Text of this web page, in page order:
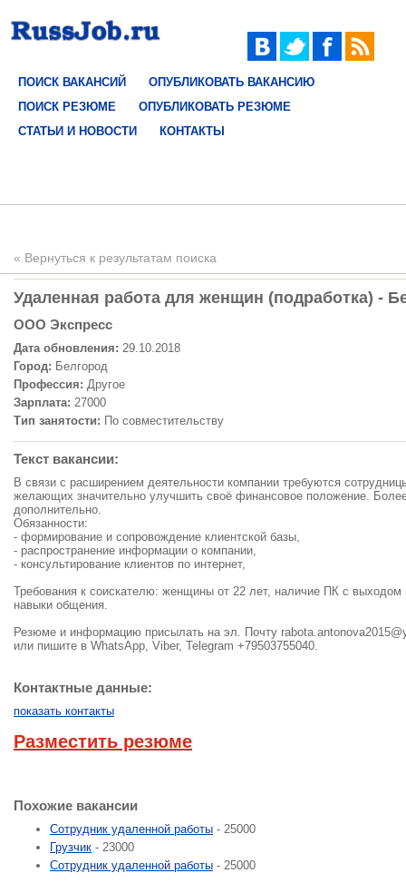
ПОИСК ВАКАНСИЙ
ОПУБЛИКОВАТЬ ВАКАНСИЮ
ПОИСК РЕЗЮМЕ
ОПУБЛИКОВАТЬ РЕЗЮМЕ
СТАТЬИ И НОВОСТИ
КОНТАКТЫ
« Вернуться к результатам поиска
Удаленная работа для женщин (подработка) -
ООО Экспресс
Дата обновления: 29.10.2018
Город: Белгород
Профессия: Другое
Зарплата: 27000
Тип занятости: По совместительству
Текст вакансии:
В связи с расширением деятельности компании требуются
желающих значительно улучшить своё финансовое положение.
дополнительно.
Обязанности:
- формирование и сопровождение клиентской базы,
- распространение информации о компании,
- консультирование клиентов по интернет,
Требования к соискателю: женщины от 22 лет, наличие ПК с выходом
навыки общения.
Резюме и информацию присылать на эл. Почту
или пишите в WhatsApp, Viber, Telegram +79503755040.
Контактные данные:
показать контакты
Разместить резюме
Похожие вакансии
Сотрудник удаленной работы - 25000
Грузчик - 23000
Сотрудник удаленной работы - 25000